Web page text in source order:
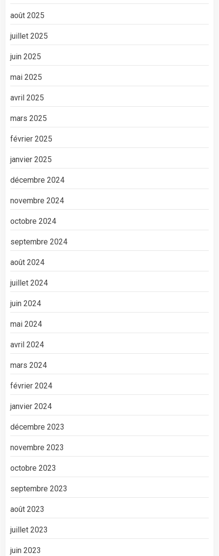
août 2025
juillet 2025
juin 2025
mai 2025
avril 2025
mars 2025
février 2025
janvier 2025
décembre 2024
novembre 2024
octobre 2024
septembre 2024
août 2024
juillet 2024
juin 2024
mai 2024
avril 2024
mars 2024
février 2024
janvier 2024
décembre 2023
novembre 2023
octobre 2023
septembre 2023
août 2023
juillet 2023
juin 2023